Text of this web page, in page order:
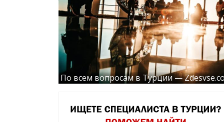
По всем вопросам в Турции —